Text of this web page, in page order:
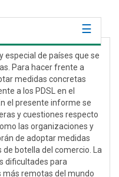
especial de países que se
Para hacer frente a
medidas concretas
a los PDSL en el
el presente informe se
y cuestiones respecto
las organizaciones y
de adoptar medidas
botella del comercio. La
dificultades para
más remotas del mundo